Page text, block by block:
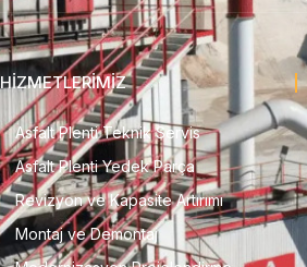
HİZMETLERİMİZ
Asfalt Plenti Teknik Servis
Asfalt Plenti Yedek Parça
Revizyon ve Kapasite Artırımı
Montaj ve Demontaj